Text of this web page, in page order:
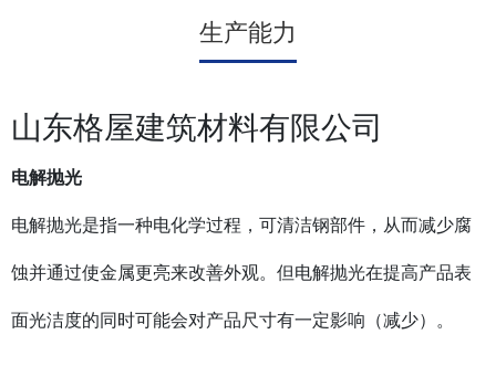
生产能力
山东格屋建筑材料有限公司
电解抛光
电解抛光是指一种电化学过程，可清洁钢部件，从而减少腐
蚀并通过使金属更亮来改善外观。但电解抛光在提高产品表
面光洁度的同时可能会对产品尺寸有一定影响（减少）。